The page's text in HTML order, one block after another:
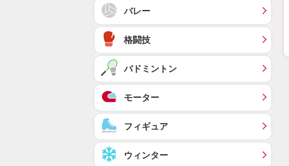
バレー
格闘技
バドミントン
モーター
フィギュア
ウィンター